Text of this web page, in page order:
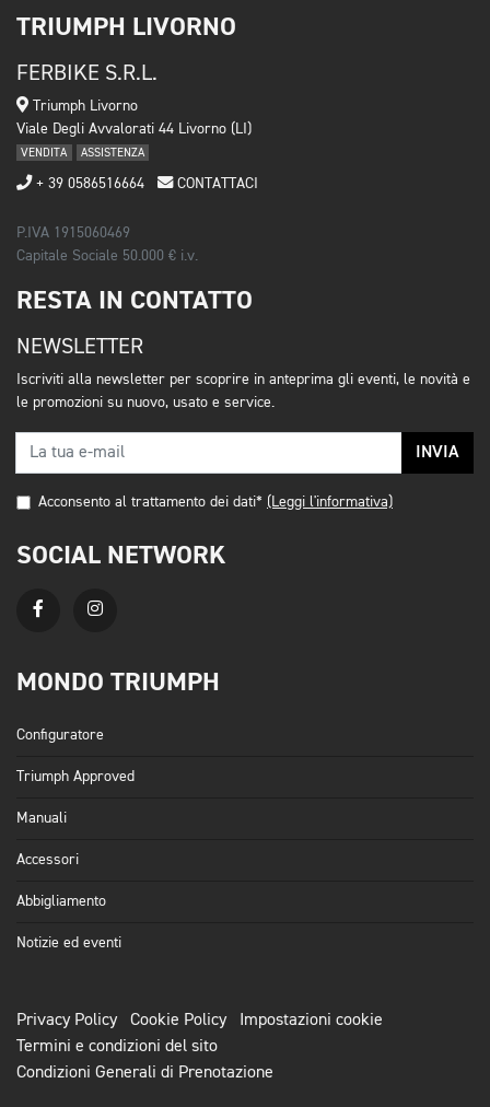
TRIUMPH LIVORNO
FERBIKE S.R.L.
Triumph Livorno
Viale Degli Avvalorati 44 Livorno (LI)
VENDITA ASSISTENZA
+ 39 0586516664 CONTATTACI
P.IVA 1915060469
Capitale Sociale 50.000 € i.v.
RESTA IN CONTATTO
NEWSLETTER
Iscriviti alla newsletter per scoprire in anteprima gli eventi, le novità e
le promozioni su nuovo, usato e service.
INVIA
Acconsento al trattamento dei dati* (Leggi l'informativa)
SOCIAL NETWORK
MONDO TRIUMPH
Configuratore
Triumph Approved
Manuali
Accessori
Abbigliamento
Notizie ed eventi
Privacy Policy Cookie Policy
Impostazioni cookie
Termini e condizioni del sito
Condizioni Generali di Prenotazione